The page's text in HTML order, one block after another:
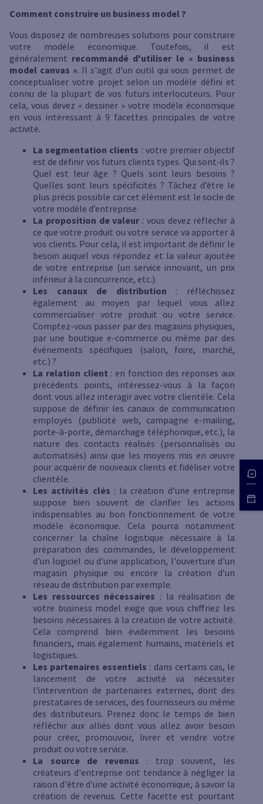
Comment construire un business model ?
Vous disposez de nombreuses solutions pour construire
votre modèle économique. Toutefois, il est
généralement recommandé d'utiliser le « business
model canvas ». Il s'agit d'un outil qui vous permet de
conceptualiser votre projet selon un modèle défini et
connu de la plupart de vos futurs interlocuteurs. Pour
cela, vous devez « dessiner » votre modèle économique
en vous intéressant à 9 facettes principales de votre
activité.
La segmentation clients : votre premier objectif
est de définir vos futurs clients types. Qui sont-ils ?
Quel est leur âge ? Quels sont leurs besoins ?
Quelles sont leurs spécificités ? Tâchez d’être le
plus précis possible car cet élément est le socle de
votre modèle d’entreprise.
La proposition de valeur: vous devez réfléchir à
ce que votre produit ou votre service va apporter à
vos clients. Pour cela, il est important de définir le
besoin auquel vous répondez et la valeur ajoutée
de votre entreprise (un service innovant, un prix
inférieur à la concurrence, etc.).
Les canaux de distribution : réfléchissez
également au moyen par lequel vous allez
commercialiser votre produit ou votre service.
Comptez-vous passer par des magasins physiques,
par une boutique e-commerce ou même par des
événements spécifiques (salon, foire, marché,
etc.) ?
La relation client : en fonction des réponses aux
précédents points, intéressez-vous à la façon
dont vous allez interagir avec votre clientèle. Cela
suppose de définir les canaux de communication
employés (publicité web, campagne e-mailing,
porte-à-porte, démarchage téléphonique, etc.), la
nature des contacts réalisés (personnalisés ou
automatisés) ainsi que les moyens mis en œuvre
pour acquérir de nouveaux clients et fidéliser votre
clientèle.
Les activités clés : la création d'une entreprise
suppose bien souvent de clarifier les actions
indispensables au bon fonctionnement de votre
modèle économique. Cela pourra notamment
concerner la chaîne logistique nécessaire à la
préparation des commandes, le développement
d'un logiciel ou d'une application, l'ouverture d'un
magasin physique ou encore la création d’un
réseau de distribution par exemple.
Les ressources nécessaires : la réalisation de
votre business model exige que vous chiffriez les
besoins nécessaires à la création de votre activité.
Cela comprend bien évidemment les besoins
financiers, mais également humains, matériels et
logistiques.
Les partenaires essentiels : dans certains cas, le
lancement de votre activité va nécessiter
l'intervention de partenaires externes, dont des
prestataires de services, des fournisseurs ou même
des distributeurs. Prenez donc le temps de bien
réfléchir aux alliés dont vous allez avoir besoin
pour créer, promouvoir, livrer et vendre votre
produit ou votre service.
La source de revenus : trop souvent, les
créateurs d'entreprise ont tendance à négliger la
raison d'être d'une activité économique, à savoir la
création de revenus. Cette facette est pourtant